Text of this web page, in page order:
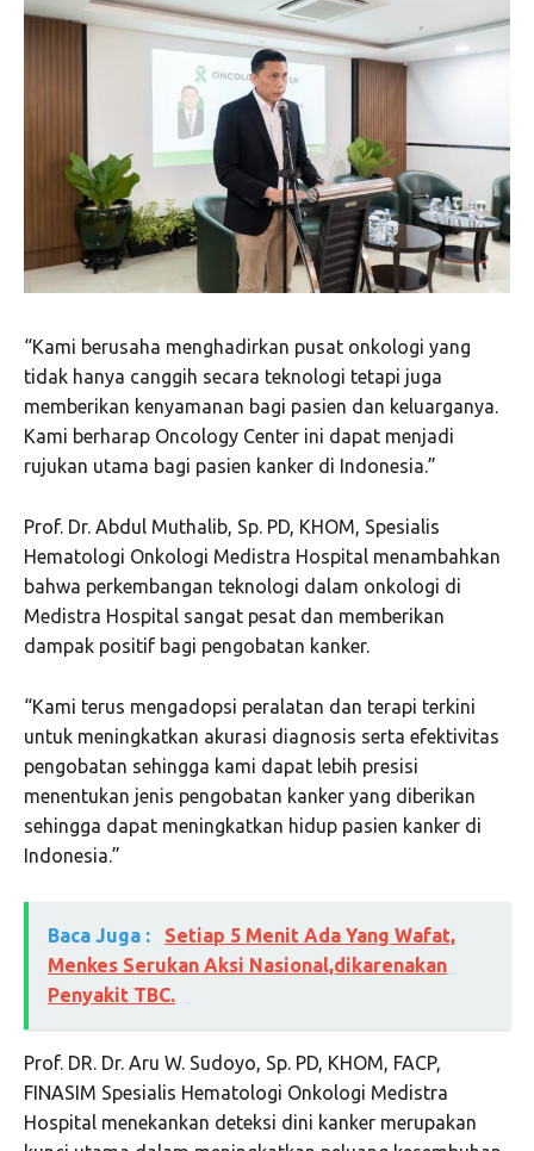
“Kami berusaha menghadirkan pusat onkologi yang
tidak hanya canggih secara teknologi tetapi juga
memberikan kenyamanan bagi pasien dan keluarganya.
Kami berharap Oncology Center ini dapat menjadi
rujukan utama bagi pasien kanker di Indonesia.”
Prof. Dr. Abdul Muthalib, Sp. PD, KHOM, Spesialis
Hematologi Onkologi Medistra Hospital menambahkan
bahwa perkembangan teknologi dalam onkologi di
Medistra Hospital sangat pesat dan memberikan
dampak positif bagi pengobatan kanker.
“Kami terus mengadopsi peralatan dan terapi terkini
untuk meningkatkan akurasi diagnosis serta efektivitas
pengobatan sehingga kami dapat lebih presisi
menentukan jenis pengobatan kanker yang diberikan
sehingga dapat meningkatkan hidup pasien kanker di
Indonesia.”
Baca Juga :
Setiap 5 Menit Ada Yang Wafat,
Menkes Serukan Aksi Nasional,dikarenakan
Penyakit TBC.
Prof. DR. Dr. Aru W. Sudoyo, Sp. PD, KHOM, FACP,
FINASIM Spesialis Hematologi Onkologi Medistra
Hospital menekankan deteksi dini kanker merupakan